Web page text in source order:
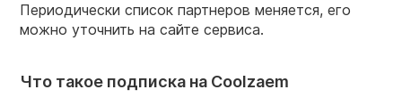
Периодически список партнеров меняется, его
можно уточнить на сайте сервиса.
Что такое подписка на Coolzaem